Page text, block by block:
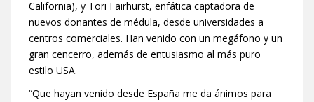
California), y Tori Fairhurst, enfática captadora de
nuevos donantes de médula, desde universidades a
centros comerciales. Han venido con un megáfono y un
gran cencerro, además de entusiasmo al más puro
estilo USA.
“Que hayan venido desde España me da ánimos para